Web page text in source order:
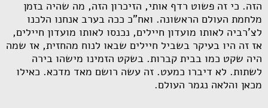
הזה. כי זה פשוט רדף אותי, הזיכרון הזה, מה שהיה בזמן
מלחמת העולם הראשונה. ואח"כ ככה בערב אנחנו הלכנו
לצ'רביה לאותו מועדון חיילים, נכנסו לאותו מועדון חיילים,
אז זה היו בעיקר בשביל חיילים שבאו לנוח מהחזית, אז שמה
היה שקט כמו בבית קברות. בשקט הזמינו מישהו בירה
לשתות. לא דיברו כמעט. זה עשה רושם מאד מדכא. כאילו
מכאן והלאה נגמר העולם.